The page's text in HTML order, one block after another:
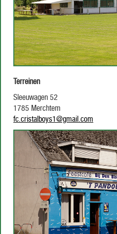
Terreinen
Sleeuwagen 52
1785 Merchtem
fc.cristalboys1@gmail.com